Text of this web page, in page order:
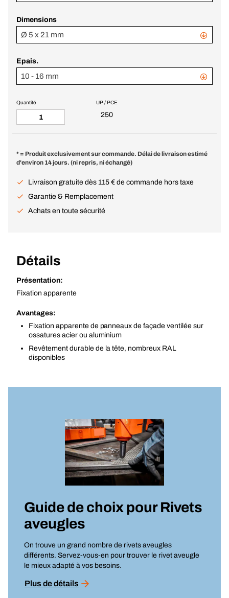
Dimensions
Ø 5 x 21 mm
Epais.
10 - 16 mm
UP / PCE
250
Quantité
* = Produit exclusivement sur commande. Délai de livraison estimé
d'environ 14 jours. (ni repris, ni échangé)
Livraison gratuite dès 115 € de commande hors taxe
Garantie & Remplacement
Achats en toute sécurité
Détails
Présentation:
Fixation apparente
Avantages:
Fixation apparente de panneaux de façade ventilée sur
ossatures acier ou aluminium
Revêtement durable de la tête, nombreux RAL
disponibles
Guide de choix pourRivets
aveugles
On trouve un grand nombre de rivets aveugles
différents. Servez-vous-en pour trouver le rivet aveugle
le mieux adapté à vos besoins.
Plus de détails